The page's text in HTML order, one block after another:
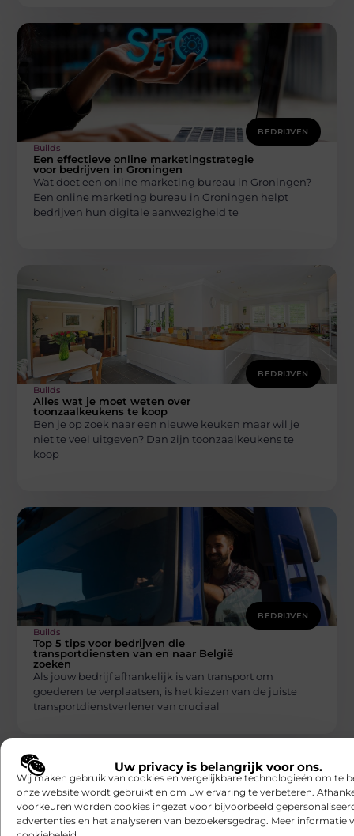
Uw privacy is belangrijk voor ons.
Wij maken gebruik van cookies en vergelijkbare technologieën om te
onze website wordt gebruikt en om uw ervaring te verbeteren.
voorkeuren worden cookies ingezet voor bijvoorbeeld
advertenties en het analyseren van bezoekersgedrag. Meer informatie
BEDRIJVEN
Builds
Een effectieve online marketingstrategie
voor bedrijven in Groningen
Wat doet een online marketing bureau in Groningen?
Een online marketing bureau in Groningen helpt
bedrijven hun digitale aanwezigheid te
BEDRIJVEN
Builds
Alles wat je moet weten over
toonzaalkeukens te koop
Ben je op zoek naar een nieuwe keuken maar wil je
niet te veel uitgeven? Dan zijn toonzaalkeukens te
koop
BEDRIJVEN
Builds
Top 5 tips voor bedrijven die
transportdiensten van en naar België
zoeken
Als jouw bedrijf afhankelijk is van transport om
goederen te verplaatsen, is het kiezen van de juiste
transportdienstverlener van cruciaal